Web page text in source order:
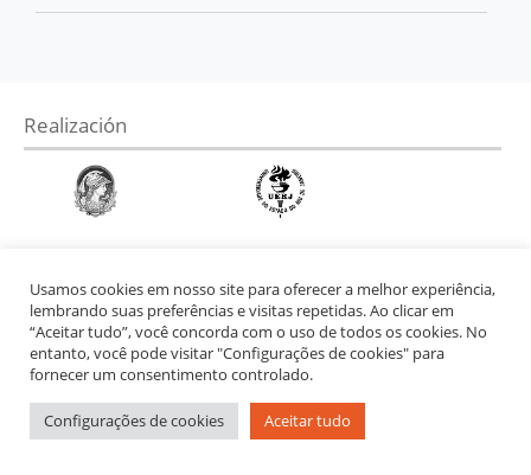
Realización
Apoyo
Usamos cookies em nosso site para oferecer a melhor experiência,
lembrando suas preferências e visitas repetidas. Ao clicar em
“Aceitar tudo”, você concorda com o uso de todos os cookies. No
entanto, você pode visitar "Configurações de cookies" para
fornecer um consentimento controlado.
Configurações de cookies Aceitar tudo